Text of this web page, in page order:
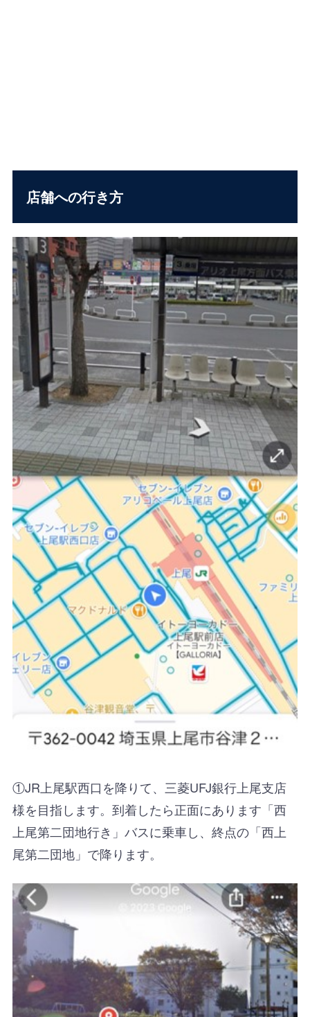
店舗への行き方
①JR上尾駅西口を降りて、三菱UFJ銀行上尾支店
様を目指します。 到着したら正面にあります「西
上尾第二団地行き」バスに乗車し、終点の「西上
尾第二団地」で降ります。